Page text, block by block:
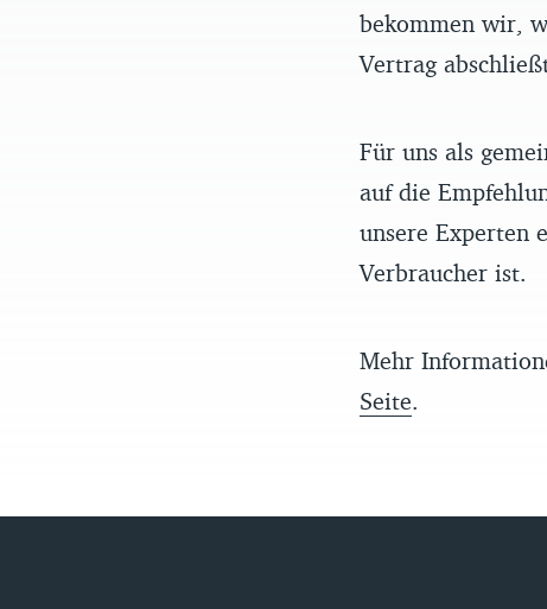
bekommen wir,
Vertrag
Für uns als
auf die
unsere Experten
Verbraucher ist.
Mehr
Seite.